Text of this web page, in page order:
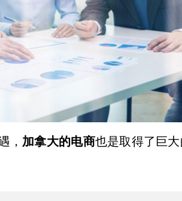
， 加拿大的电商也是取得了巨